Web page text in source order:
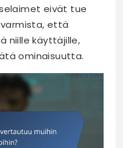
eivät tue
että
niille käyttäjille,
ominaisuutta.